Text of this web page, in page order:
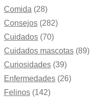
Comida (28)
Consejos (282)
Cuidados (70)
Cuidados mascotas (89)
Curiosidades (39)
Enfermedades (26)
Felinos (142)